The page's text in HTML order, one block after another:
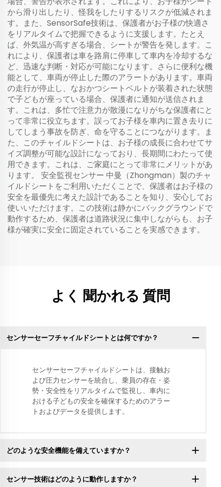
から滑り出したり、怪我をしたりするリスクが低減されま
す。また、SensorSafe技術は、保護者がお子様の快適さ
をリアルタイムで把握できるように支援します。たとえ
ば、外気温が高すぎる場合、シートが警告を発します。こ
れにより、保護者は車を路肩に停車して車内を冷却するな
ど、迅速な判断・対応が可能になります。さらに便利な機
能として、車両が停止した際のアラートがあります。車両
の走行が停止し、なおかつシートベルトが装着された状態
で子どもが座っている場合、保護者に通知が送信されま
す。これは、多忙で注意力が散漫になりがちな保護者にと
って非常に役立ちます。誤ってお子様を車内に置き去りに
してしまう事故を防ぎ、命を守ることにつながります。ま
た、このチャイルドシートは、お子様の成長に合わせてサ
イズ調整が可能な設計になっており、長期間にわたって使
用できます。これは、ご家庭にとって非常にメリットがあ
ります。 安全監視センサー 中曼（Zhongman）製のチャ
イルドシートをご利用いただくことで、保護者はお子様の
安全を最優先に考えた設計であることを知り、安心してお
使いいただけます。この技術は静かにバックグラウンドで
動作するため、保護者は道路状況に集中しながらも、お子
様が確実に安全に固定されていることを実感できます。
よく 聞かれる 質問
センサーセーフチャイルドシートとは何ですか？
センサーセーフチャイルドシートは、接触お
よび圧力センサーを統合し、乗員の存在・姿
勢・安全性をリアルタイムで監視し、車内に
おける子どもの安全を確保するためのアラー
トおよびデータを提供します。
どのような安全機能を備えていますか？
センサー技術はどのように動作しますか？